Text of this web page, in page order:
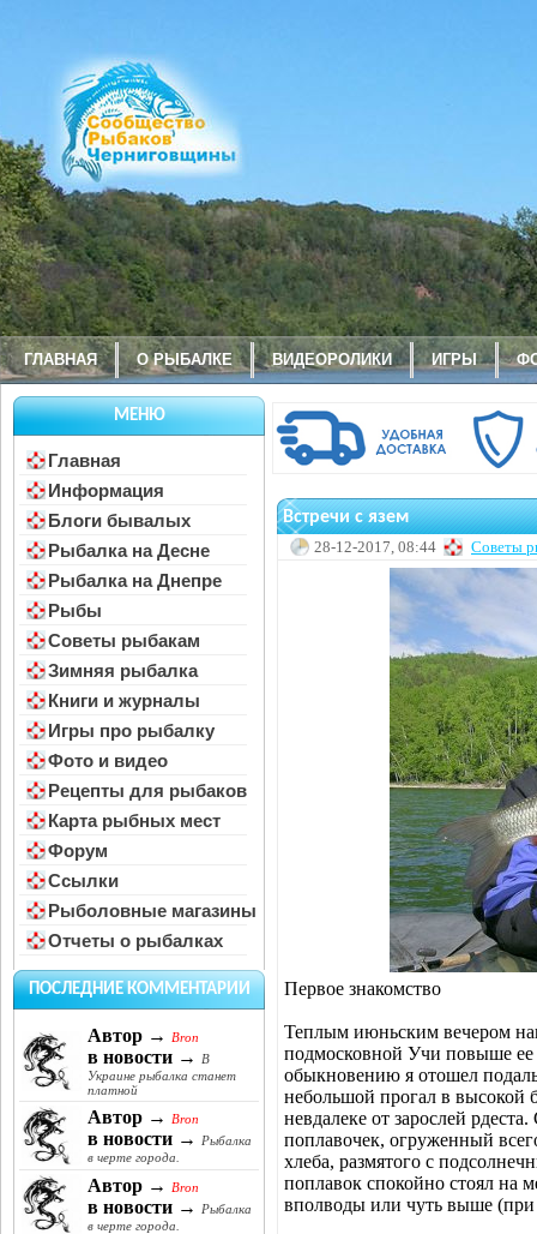
ГЛАВНАЯ О РЫБАЛКЕ ВИДЕОРОЛИКИ ИГРЫ
МЕНЮ
Главная
Информация
Блоги бывалых
Рыбалка на Десне
Рыбалка на Днепре
Рыбы
Советы рыбакам
Зимняя рыбалка
Книги и журналы
Игры про рыбалку
Фото и видео
Рецепты для рыбаков
Карта рыбных мест
Форум
Ссылки
Рыболовные магазины
Отчеты о рыбалках
ПОСЛЕДНИЕ КОММЕНТАРИИ
Автор → Bron
в новости →
В
Украине рыбалка станет
платной
Автор → Bron
в новости →
Рыбалка
в черте города.
Автор → Bron
в новости →
Рыбалка
в черте города.
Встречи с язем
28-12-2017, 08:44 Советы
Первое знакомство
Теплым июньским вечером
подмосковной Учи повыше
обыкновению я отошел
небольшой прогал в высокой
невдалеке от зарослей
поплавочек, огруженный
хлеба, размятого с
поплавок спокойно стоял на
вполводы или чуть выше (при